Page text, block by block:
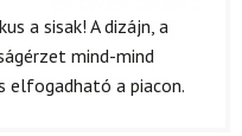
Értékelés:
a sisak! A dizájn, a
mind-mind
elfogadható a piacon.